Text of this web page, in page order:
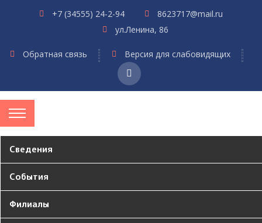
+7 (34555) 24-2-94
8623717@mail.ru
ул.Ленина, 86
Обратная связь Версия для слабовидящих
Сведения
События
Филиалы